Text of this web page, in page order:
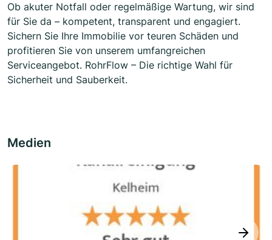
Ob akuter Notfall oder regelmäßige Wartung, wir sind
für Sie da – kompetent, transparent und engagiert.
Sichern Sie Ihre Immobilie vor teuren Schäden und
profitieren Sie von unserem umfangreichen
Serviceangebot. RohrFlow – Die richtige Wahl für
Sicherheit und Sauberkeit.
Medien
next